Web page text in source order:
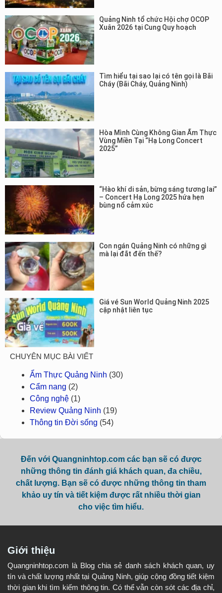
Quảng Ninh tổ chức Hội chợ OCOP
Xuân 2026 tại Cung Quy hoạch
Tìm hiểu tại sao lại có tên gọi là Bãi
Cháy (Bãi Cháy, Quảng Ninh)
Hòa Mình Cùng Không Gian Ẩm Thực
Vùng Miền Tại “Hạ Long Concert
2025”
“Hào khí di sản, bừng sáng tương lai”
– Concert Hạ Long 2025 hứa hẹn
bùng nổ cảm xúc
Con ngán Quảng Ninh có những gì
mà lại đắt đến thế?
Giá vé Sun World Quảng Ninh 2025
cập nhật liên tục
CHUYÊN MỤC BÀI VIẾT
Ẩm Thực Quảng Ninh (30)
Cẩm nang (2)
Công nghệ (1)
Review Quảng Ninh (19)
Thông tin Đời sống (54)
Đến với Quangninhtop.com các bạn sẽ có được
những thông tin đánh giá khách quan, đa chiều,
chất lượng. Bạn sẽ có được những thông tin tham
khảo uy tín và tiết kiệm được rất nhiều thời gian
cho việc tìm hiểu.
Giới thiệu
Quangninhtop.com là Blog chia sẻ danh sách khách quan, uy
tín và chất lượng nhất tại Quảng Ninh, giúp cộng đồng tiết kiệm
thời gian khi tìm kiếm thông tin. Có thể vẫn còn sót các địa chỉ,